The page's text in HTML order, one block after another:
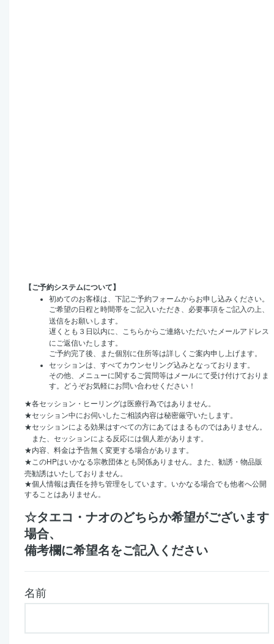
【ご予約システムについて】
初めてのお客様は、下記ご予約フォームからお申し込みください。
ご希望の日程と時間帯をご記入いただき、必要事項をご記入の上、
送信をお願いします。
遅くとも３日以内に、こちらからご連絡いただいたメールアドレス
にご返信いたします。
ご予約完了後、また個別に住所等は詳しくご案内申し上げます。
セッションは、すべてカウンセリング込みとなっております。
その他、メニューに関するご質問等はメールにて受け付けておりま
す。どうぞお気軽にお問い合わせください！
★各セッション・ヒーリングは医療行為ではありません。
★セッション中にお伺いしたご相談内容は秘密厳守いたします。
★セッションによる効果はすべての方にあてはまるものではありません。
また、セッションによる反応には個人差があります。
★内容、料金は予告無く変更する場合があります。
★このHPはいかなる宗教団体とも関係ありません。また、勧誘・物品販
売勧誘はいたしておりません。
★個人情報は責任を持ち管理をしています。いかなる場合でも他者へ公開
することはありません。
☆タエコ・ナオのどちらか希望がございます
場合、
備考欄に希望名をご記入ください
名前